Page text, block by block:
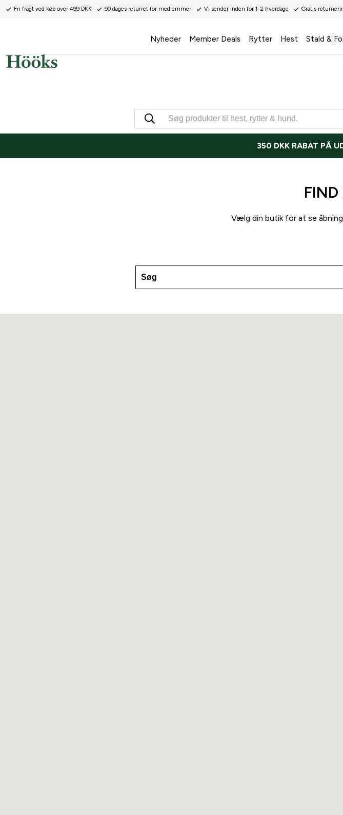
Fri fragt ved køb over 499 DKK 90 dages returret for medlemmer Vi sender inden for 1-2 hverdage Gratis
Nyheder Member Deals Rytter Hest Stald &
350 DKK RABAT PÅ
FIND
Vælg din butik for at se